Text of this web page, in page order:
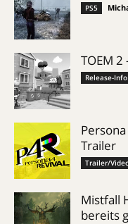
PS5
TOEM
Release-Info
Trailer
Trailer/
Mistfall
bereits